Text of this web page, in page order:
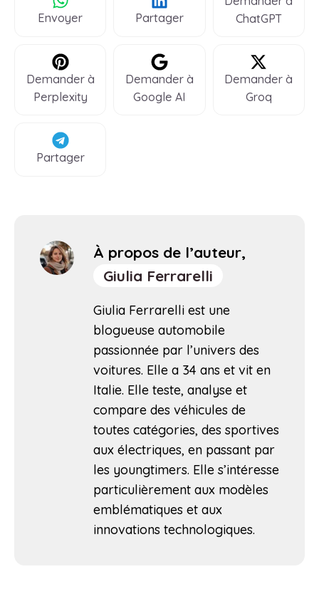
Envoyer Partager
ChatGPT
Demander à
Perplexity
Demander à
Google AI
Demander à
Groq
Partager
À propos de l’auteur,
Giulia Ferrarelli
Giulia Ferrarelli est une
blogueuse automobile
passionnée par l’univers des
voitures. Elle a 34 ans et vit en
Italie. Elle teste, analyse et
compare des véhicules de
toutes catégories, des sportives
aux électriques, en passant par
les youngtimers. Elle s’intéresse
particulièrement aux modèles
emblématiques et aux
innovations technologiques.